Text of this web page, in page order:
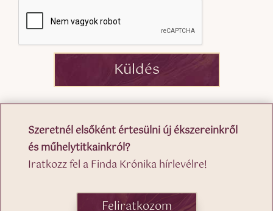
Küldés
Szeretnél elsőként értesülni új ékszereinkről
és műhelytitkainkról?
Iratkozz fel a Finda Krónika hírlevélre!
Feliratkozom